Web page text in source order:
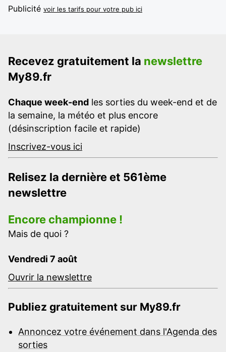
Publicité voir les tarifs pour votre pub ici
Recevez gratuitement la newslettre
My89.fr
Chaque week-end les sorties du week-end et de
la semaine, la météo et plus encore
(désinscription facile et rapide)
Inscrivez-vous ici
Relisez la dernière et 561ème
newslettre
Encore championne !
Mais de quoi ?
Vendredi 7 août
Ouvrir la newslettre
Publiez gratuitement sur My89.fr
Annoncez votre événement dans l'Agenda des
sorties